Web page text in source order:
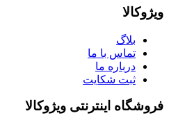
ویژوکالا
بلاگ
تماس با ما
درباره ما
ثبت شکایت
فروشگاه اینترنتی ویژوکالا